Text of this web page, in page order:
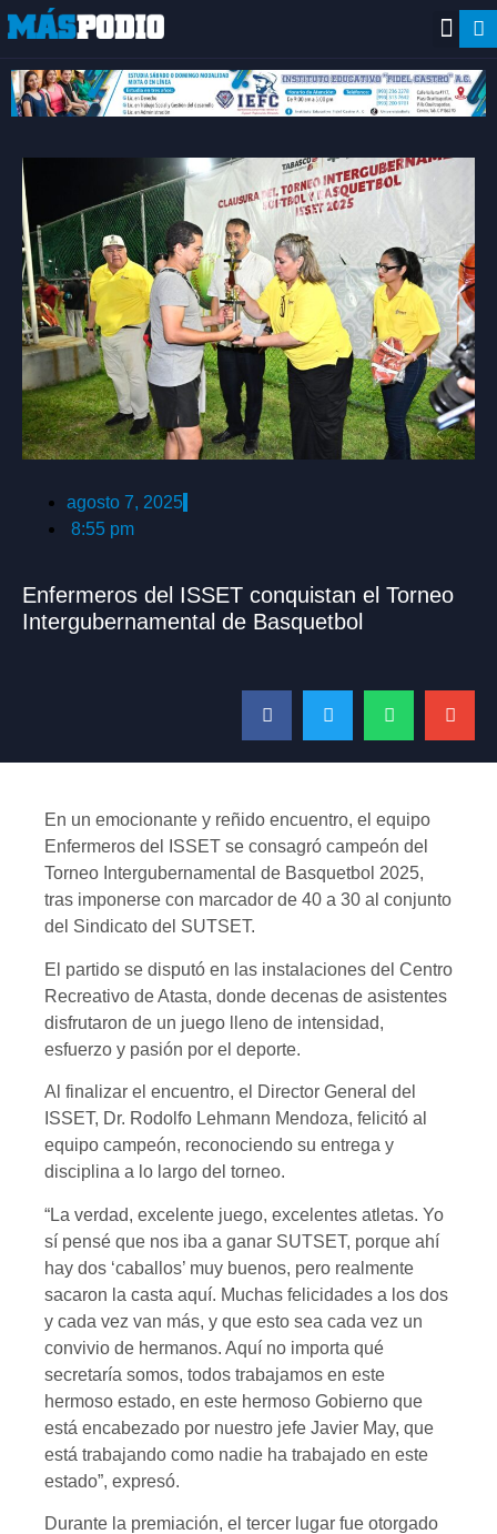
agosto 7, 2025
8:55 pm
Enfermeros del ISSET conquistan el Torneo
Intergubernamental de Basquetbol
En un emocionante y reñido encuentro, el equipo
Enfermeros del ISSET se consagró campeón del
Torneo Intergubernamental de Basquetbol 2025,
tras imponerse con marcador de 40 a 30 al conjunto
del Sindicato del SUTSET.
El partido se disputó en las instalaciones del Centro
Recreativo de Atasta, donde decenas de asistentes
disfrutaron de un juego lleno de intensidad,
esfuerzo y pasión por el deporte.
Al finalizar el encuentro, el Director General del
ISSET, Dr. Rodolfo Lehmann Mendoza, felicitó al
equipo campeón, reconociendo su entrega y
disciplina a lo largo del torneo.
“La verdad, excelente juego, excelentes atletas. Yo
sí pensé que nos iba a ganar SUTSET, porque ahí
hay dos ‘caballos’ muy buenos, pero realmente
sacaron la casta aquí. Muchas felicidades a los dos
y cada vez van más, y que esto sea cada vez un
convivio de hermanos. Aquí no importa qué
secretaría somos, todos trabajamos en este
hermoso estado, en este hermoso Gobierno que
está encabezado por nuestro jefe Javier May, que
está trabajando como nadie ha trabajado en este
estado”, expresó.
Durante la premiación, el tercer lugar fue otorgado